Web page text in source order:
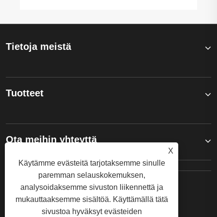
Tietoja meistä
Tuotteet
Ota meihin yhteyttä
SEURAA MEITÄ
X
Käytämme evästeitä tarjotaksemme sinulle
paremman selauskokemuksen,
analysoidaksemme sivuston liikennettä ja
mukauttaaksemme sisältöä. Käyttämällä tätä
sivustoa hyväksyt evästeiden